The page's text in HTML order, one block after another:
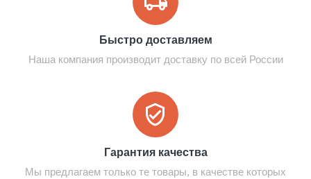
Быстро доставляем
Наша компания производит доставку по всей России
Гарантия качества
Мы предлагаем только те товары, в качестве которых